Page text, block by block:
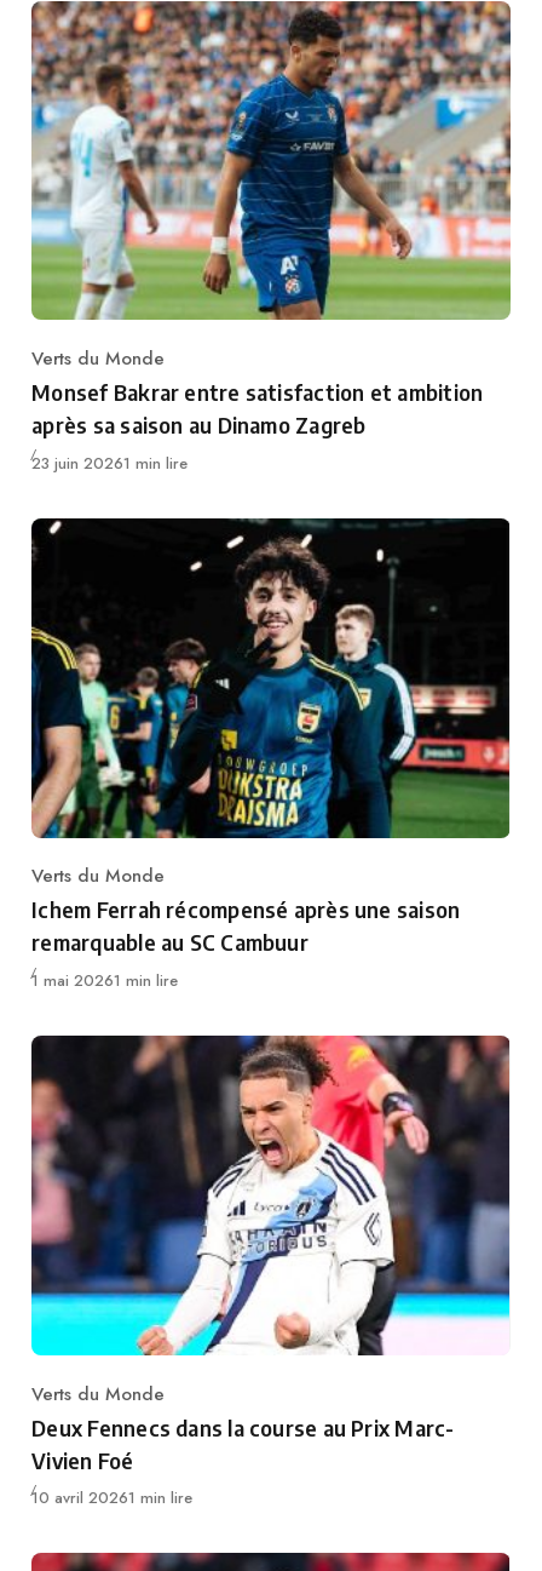
Category
Verts du Monde
Monsef Bakrar entre satisfaction et ambition
après sa saison au Dinamo Zagreb
Publié
23 juin 20261 min lire
Category
Verts du Monde
Ichem Ferrah récompensé après une saison
remarquable au SC Cambuur
Publié
1 mai 20261 min lire
Category
Verts du Monde
Deux Fennecs dans la course au Prix Marc-
Vivien Foé
Publié
10 avril 20261 min lire